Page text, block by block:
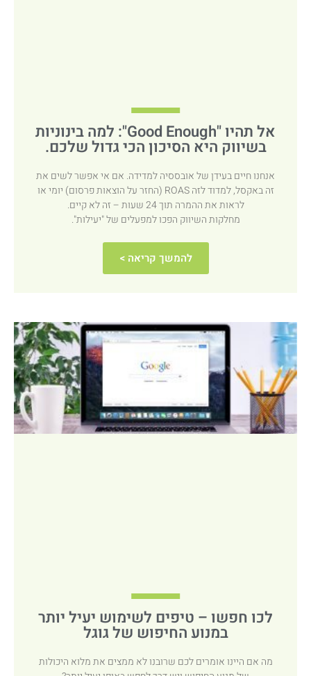
אל תהיו "Good Enough": למה בינוניות
בשיווק היא הסיכון הכי גדול שלכם.
אנחנו חיים בעידן של אובססיה למדידה. אם אי אפשר לשים את
זה באקסל, למדוד לזה ROAS (החזר על הוצאות פרסום) יומי או
לראות את ההמרה תוך 24 שעות – זה לא קיים.
מחלקות השיווק הפכו למפעלים של "יעילות".
להמשך קריאה >
לכו חפשו – טיפים לשימוש יעיל יותר
במנוע החיפוש של גוגל
מה אם היינו אומרים לכם שרובנו לא ממצים את מלוא היכולות